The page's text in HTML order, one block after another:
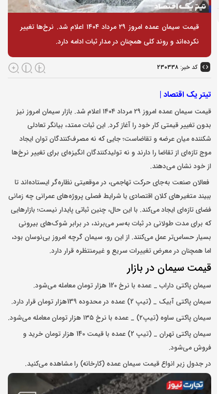
قیمت سیمان عمده امروز ۲۹ مرداد ۱۴۰۴ اعلام شد. نرخ‌ها تغییر
نکرده‌اند و روند کلی همچنان در مدار ثبات ادامه دارد.
کد خبر: ۲۳۰۳۳۸
تیتر یک اقتصاد |
قیمت سیمان عمده امروز ۲۹ مرداد ۱۴۰۴ اعلام شد. بازار سیمان امروز نیز
بدون تغییر قیمتی کار خود را آغاز کرد. این ثبات ممتد، بیانگر تعادلی
شکننده میان عرضه و تقاضاست؛ جایی که نه مصرف‌کنندگان توان ایجاد
موج تازه‌ای از تقاضا را دارند و نه تولیدکنندگان انگیزه‌ای برای تغییر نرخ‌ها
از خود نشان می‌دهند.
فعالان صنعت به‌جای حرکت تهاجمی، در موقعیتی نظاره‌گر ایستاده‌اند تا
ببیند متغیرهای کلان اقتصادی یا شرایط فصلی پروژه‌های عمرانی چه زمانی
فضای تازه‌ای ایجاد می‌کند. با این حال، چنین ثباتی پایدار نیست؛ بازارهایی
که برای مدت طولانی در ثبات به‌سر می‌برند، در برابر شوک‌های بیرونی
بسیار حساس‌تر عمل می‌کنند. از این رو، سیمان گرچه امروز بی‌نوسان بود،
اما همچنان در معرض تغییرات سریع و غیرمنتظره قرار دارد.
قیمت سیمان در بازار
سیمان پاکتی داراب _ عمده با نرخ 120 هزار تومان معامله می‌شود.
سیمان پاکتی آبیک _ (تیپ 2) عمده در محدوده 139هزار تومان قرار دارد.
سیمان پاکتی ساوه (تیپ۲) _ عمده با نرخ ۱۳۵ هزار تومان معامله می‌شود.
سیمان پاکتی تهران _ (تیپ 2) عمده با قیمت 140 هزار تومان خرید و
فروش می‌شود.
در جدول زیر انواع قیمت سیمان عمده (کارخانه) را مشاهده می‌کنید.